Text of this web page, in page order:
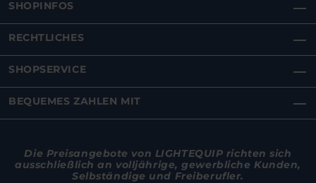
SHOPINFOS
RECHTLICHES
SHOPSERVICE
BEQUEMES ZAHLEN MIT
Die Preisangebote von LIGHTEQUIP richten sich
ausschließlich an volljährige, gewerbliche Kunden,
Selbständige und Freiberufler.